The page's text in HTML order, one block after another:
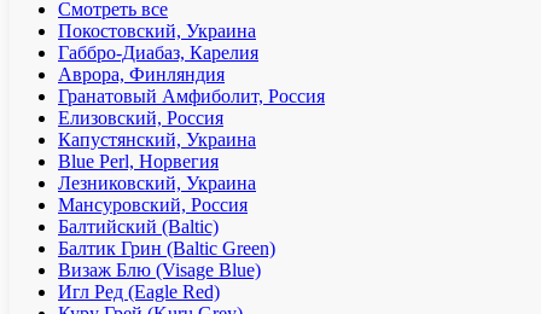
Смотреть все
Покостовский, Украина
Габбро-Диабаз, Карелия
Аврора, Финляндия
Гранатовый Амфиболит, Россия
Елизовский, Россия
Капустянский, Украина
Blue Perl, Норвегия
Лезниковский, Украина
Мансуровский, Россия
Балтийский (Baltic)
Балтик Грин (Baltic Green)
Визаж Блю (Visage Blue)
Игл Ред (Eagle Red)